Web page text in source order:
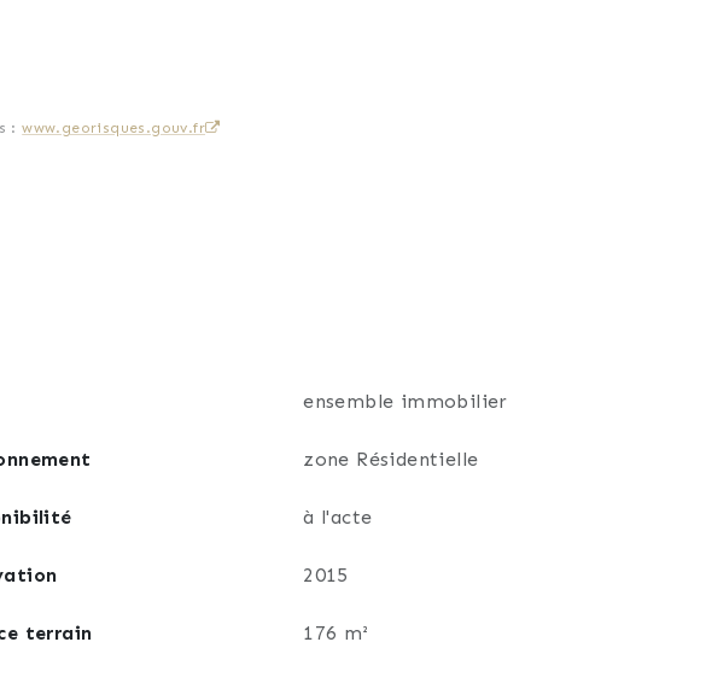
logement indépendant pour un proche, à une
à la recherche d'un projet à fort potentiel.
:www.georisques.gouv.fr
ensemble immobilier
zone Résidentielle
à l'acte
2015
terrain 176 m²